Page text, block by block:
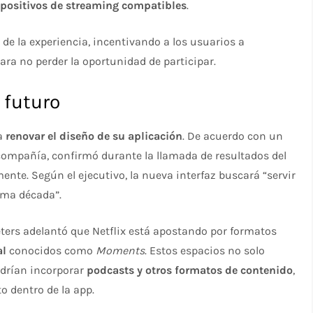
de streaming compatibles.
la experiencia, incentivando a los usuarios a
no perder la oportunidad de participar.
futuro
renovar el diseño de su aplicación. De acuerdo con un
confirmó durante la llamada de resultados del
Según el ejecutivo, la nueva interfaz buscará “servir
década”.
adelantó que Netflix está apostando por formatos
conocidos como Moments. Estos espacios no solo
incorporar podcasts y otros formatos de contenido,
dentro de la app.